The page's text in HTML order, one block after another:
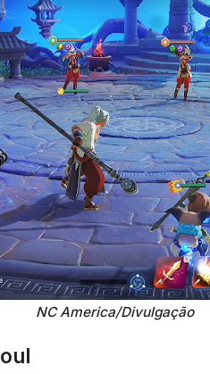
NC America/Divulgação